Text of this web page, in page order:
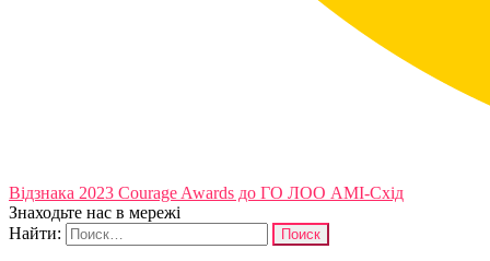
Відзнака 2023 Courage Awards до ГО ЛОО АМІ-Схід
Знаходьте нас в мережі
Найти: